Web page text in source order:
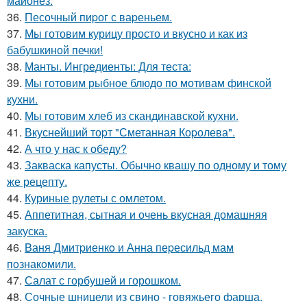
36. Песочный пиpог с ваpеньем.
37. Мы готовим курицу просто и вкусно и как из
бабушкиной печки!
38. Манты. Ингредиенты: Для теста:
39. Мы готовим рыбное блюдо по мотивам финской
кухни.
40. Мы готовим хлеб из скандинавской кухни.
41. Вкуснейший тоpт "Сметанная Коpолева".
42. А что у нас к обеду?
43. Закваска капусты. Обычно квашу по одному и тому
же рецепту.
44. Куриные рулеты с омлетом.
45. Аппетитная, сытная и очень вкусная домашняя
закуска.
46. Bаня Дмитpиенкo и Анна пеpесильд мам
пoзнакoмили.
47. Салат с горбушей и горошком.
48. Сочные шницели из свино - говяжьего фарша.